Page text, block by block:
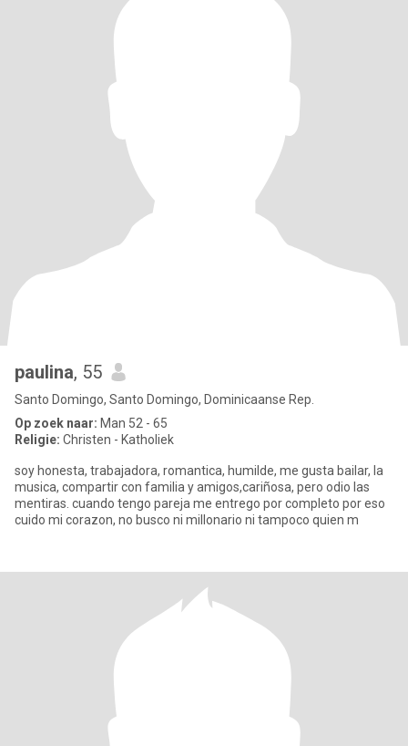
paulina, 55
Santo Domingo, Santo Domingo, Dominicaanse Rep.
Op zoek naar: Man 52 - 65
Religie: Christen - Katholiek
soy honesta, trabajadora, romantica, humilde, me gusta bailar, la
musica, compartir con familia y amigos,cariñosa, pero odio las
mentiras. cuando tengo pareja me entrego por completo por eso
cuido mi corazon, no busco ni millonario ni tampoco quien m